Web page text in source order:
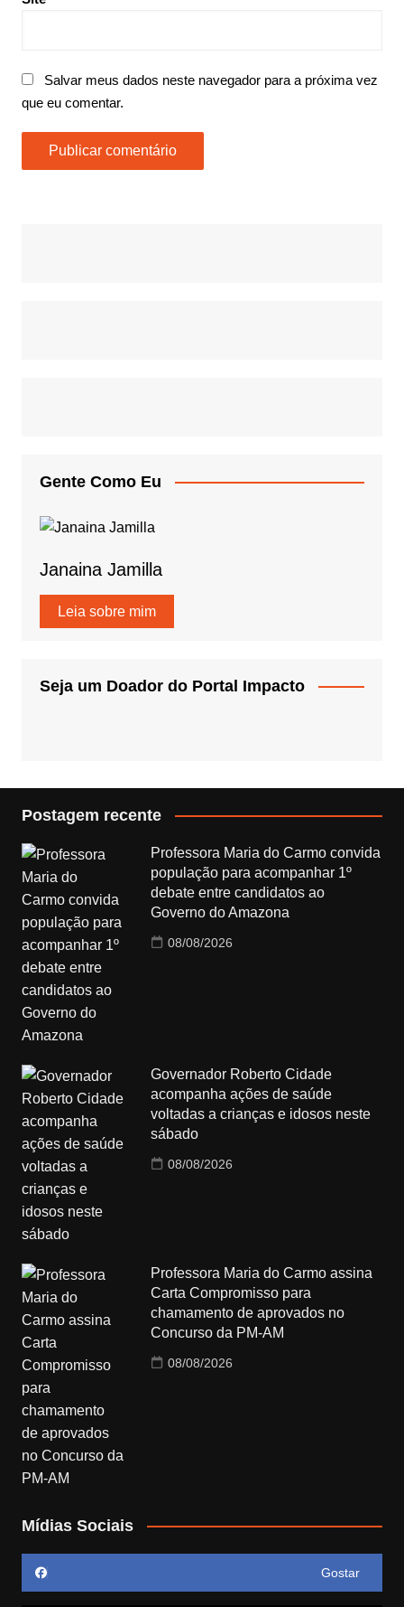
Salvar meus dados neste navegador para a próxima vez
que eu comentar.
Gente Como Eu
Janaina Jamilla
Leia sobre mim
Seja um Doador do Portal Impacto
Postagem recente
Professora Maria do Carmo convida
população para acompanhar 1º
debate entre candidatos ao
Governo do Amazona
08/08/2026
Governador Roberto Cidade
acompanha ações de saúde
voltadas a crianças e idosos neste
sábado
08/08/2026
Professora Maria do Carmo assina
Carta Compromisso para
chamamento de aprovados no
Concurso da PM-AM
08/08/2026
Mídias Sociais
Gostar